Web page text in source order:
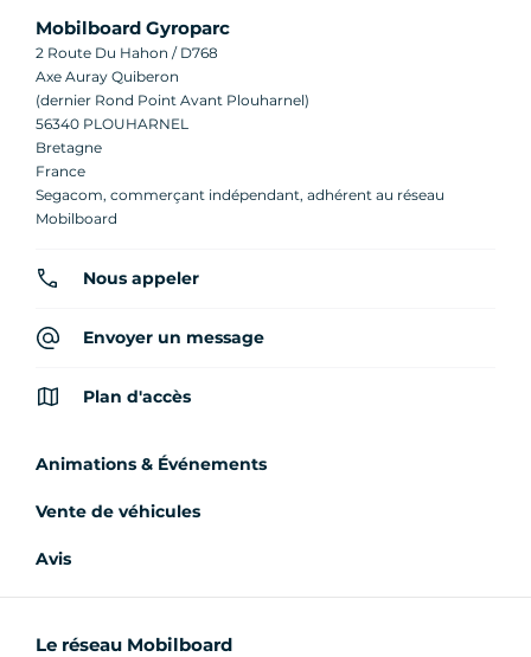
Mobilboard Gyroparc
2 Route Du Hahon / D768
Axe Auray Quiberon
(dernier Rond Point Avant Plouharnel)
56340 PLOUHARNEL
Bretagne
France
Segacom, commerçant indépendant, adhérent au réseau
Mobilboard
Nous appeler
Envoyer un message
Plan d'accès
Animations & Événements
Vente de véhicules
Avis
Le réseau Mobilboard